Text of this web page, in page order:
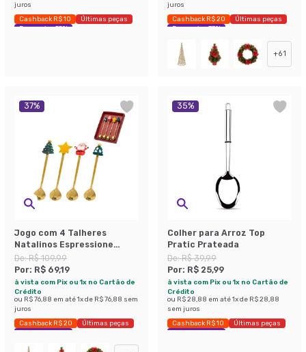
juros
Cashback R$ 10
Últimas peças
Economize 55%
juros
Cashback R$ 20
Últimas peças
Economize 37%
+61
37%
Jogo com 4 Talheres
Natalinos Espressione
Dourado
De:R$ 109,99
Por: R$ 69,19
à vista com Pix ou 1x no Cartão de
Crédito
ou R$ 76,88 em até1x de R$ 76,88 sem
juros
Cashback R$ 20
Últimas peças
Economize 37%
35%
Colher para Arroz Top
Pratic Prateada
De:R$ 39,99
Por: R$ 25,99
à vista com Pix ou 1x no Cartão de
Crédito
ou R$ 28,88 em até1x de R$ 28,88
sem juros
Cashback R$ 10
Últimas peças
Economize 35%